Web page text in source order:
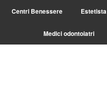
Centri Benessere Estetista
Medici odontoiatri